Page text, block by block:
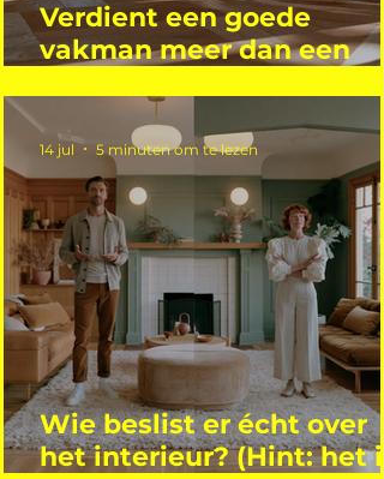
Verdient een goede
vakman meer dan een
Wie beslist er écht over
het interieur? (Hint: het is
14 jul 5 minuten om te lezen